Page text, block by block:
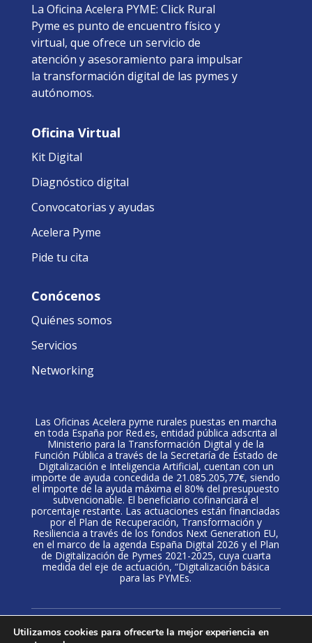
La Oficina Acelera PYME: Click Rural
Pyme es punto de encuentro físico y
virtual, que ofrece un servicio de
atención y asesoramiento para impulsar
la transformación digital de las pymes y
autónomos.
Oficina Virtual
Kit Digital
Diagnóstico digital
Convocatorias y ayudas
Acelera Pyme
Pide tu cita
Conócenos
Quiénes somos
Servicios
Networking
Las Oficinas Acelera pyme rurales puestas en marcha
en toda España por Red.es, entidad pública adscrita al
Ministerio para la Transformación Digital y de la
Función Pública a través de la Secretaría de Estado de
Digitalización e Inteligencia Artificial, cuentan con un
importe de ayuda concedida de 21.085.205,77€, siendo
el importe de la ayuda máxima el 80% del presupuesto
subvencionable. El beneficiario cofinanciará el
porcentaje restante. Las actuaciones están financiadas
por el Plan de Recuperación, Transformación y
Resiliencia a través de los fondos Next Generation EU,
en el marco de la agenda España Digital 2026 y el Plan
de Digitalización de Pymes 2021-2025, cuya cuarta
medida del eje de actuación, “Digitalización básica
para las PYMEs.
Política de privacidad·Aviso Legal·Politica de
Utilizamos cookies para ofrecerte la mejor experiencia en